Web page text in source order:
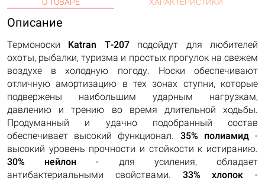
Описание
Термоноски Katran Т-207подойдут для любителей
охоты, рыбалки, туризма и простых прогулок на свежем
воздухе в холодную погоду. Носки обеспечивают
отличную амортизацию в тех зонах ступни, которые
подвержены наибольшим ударным нагрузкам,
давлению и трению во время длительной ходьбы.
Продуманный и удачно подобранный состав
обеспечивает высокий функционал. 35% полиамид-
высокий уровень прочности и стойкости к истиранию.
30% нейлон - для усиления, обладает
антибактериальными свойствами. 33% хлопок -